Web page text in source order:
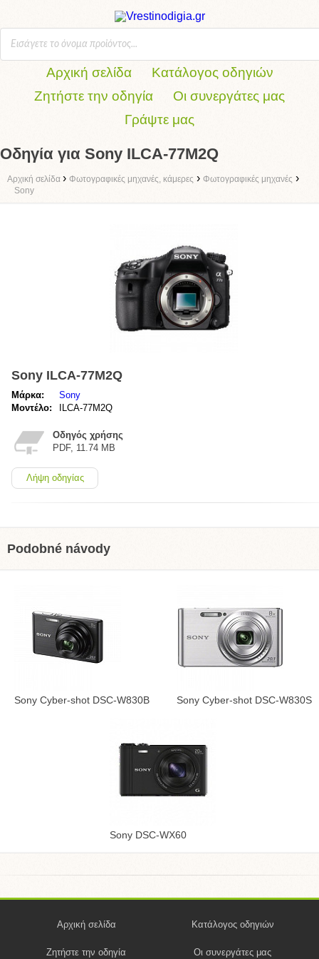
Αρχική σελίδα
Κατάλογος οδηγιών
Ζητήστε την οδηγία
Οι συνεργάτες μας
Γράψτε μας
Οδηγία για Sony ILCA-77M2Q
Αρχική σελίδα › Φωτογραφικές μηχανές, κάμερες › Φωτογραφικές μηχανές ›
Sony
Sony ILCA-77M2Q
Μάρκα:
Sony
Μοντέλο:
ILCA-77M2Q
Οδηγός χρήσης
PDF, 11.74 MB
Λήψη οδηγίας
Podobné návody
Sony Cyber-shot DSC-W830B Sony Cyber-shot DSC-W830S
Sony DSC-WX60
Αρχική σελίδα Κατάλογος οδηγιών
Ζητήστε την οδηγία Οι συνεργάτες μας